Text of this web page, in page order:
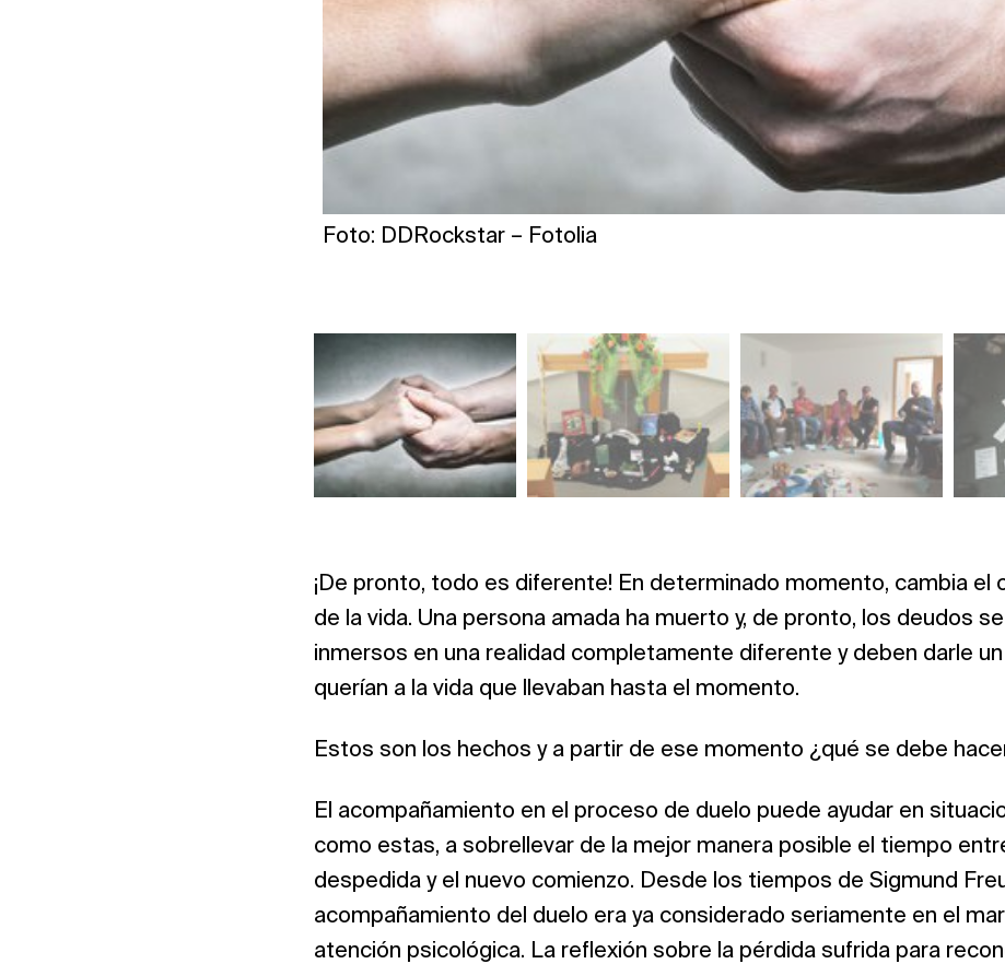
Foto: DDRockstar – Fotolia
¡De pronto, todo es diferente! En determinado momento, cambia el
de la vida. Una persona amada ha muerto y, de pronto, los deudos
inmersos en una realidad completamente diferente y deben darle
querían a la vida que llevaban hasta el momento.
Estos son los hechos y a partir de ese momento ¿qué se debe
El acompañamiento en el proceso de duelo puede ayudar en
como estas, a sobrellevar de la mejor manera posible el tiempo
despedida y el nuevo comienzo. Desde los tiempos de Sigmund
acompañamiento del duelo era ya considerado seriamente en el
atención psicológica. La reflexión sobre la pérdida sufrida para